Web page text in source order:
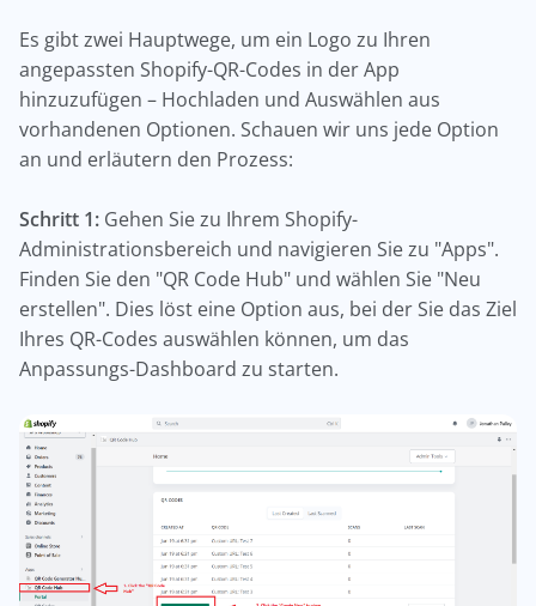
Es gibt zwei Hauptwege, um ein Logo zu Ihren
angepassten Shopify-QR-Codes in der App
hinzuzufügen – Hochladen und Auswählen aus
vorhandenen Optionen. Schauen wir uns jede Option
an und erläutern den Prozess:
Schritt 1: Gehen Sie zu Ihrem Shopify-
Administrationsbereich und navigieren Sie zu "Apps".
Finden Sie den "QR Code Hub" und wählen Sie "Neu
erstellen". Dies löst eine Option aus, bei der Sie das Ziel
Ihres QR-Codes auswählen können, um das
Anpassungs-Dashboard zu starten.